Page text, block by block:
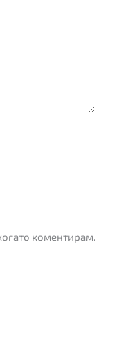
коментирам.